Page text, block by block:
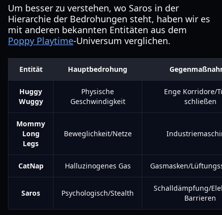
Um besser zu verstehen, wo Saros in der
Hierarchie der Bedrohungen steht, haben wir es
mit anderen bekannten Entitäten aus dem
Poppy Playtime-Universum verglichen.
Entität Hauptbedrohung
Huggy
Wuggy
Physische
Geschwindigkeit
Enge Korridore/
schließen
Mommy
Long
Legs
Beweglichkeit/Netze
CatNap Halluzinogenes Gas Gasmasken/
Saros Psychologisch/Stealth
Schalldämpfung/
Barrieren